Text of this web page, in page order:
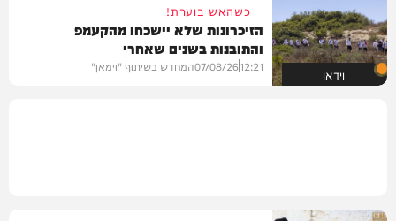
וידאו
כשהאש בוערת!
הזיכרונות שלא יישכחו מהקעמפ
והתובנות בשנים שאחרי
12:21
07/08/26המחדש בשיתוף "וימאן"